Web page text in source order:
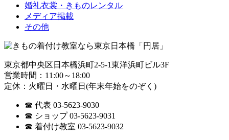
婚礼衣裳・きものレンタル
メディア掲載
その他
東京都中央区日本橋浜町2-5-1東洋浜町ビル3F
営業時間：11:00～18:00
定休：火曜日・水曜日(年末年始をのぞく)
☎ 代表 03-5623-9030
☎ ショップ 03-5623-9031
☎ 着付け教室 03-5623-9032